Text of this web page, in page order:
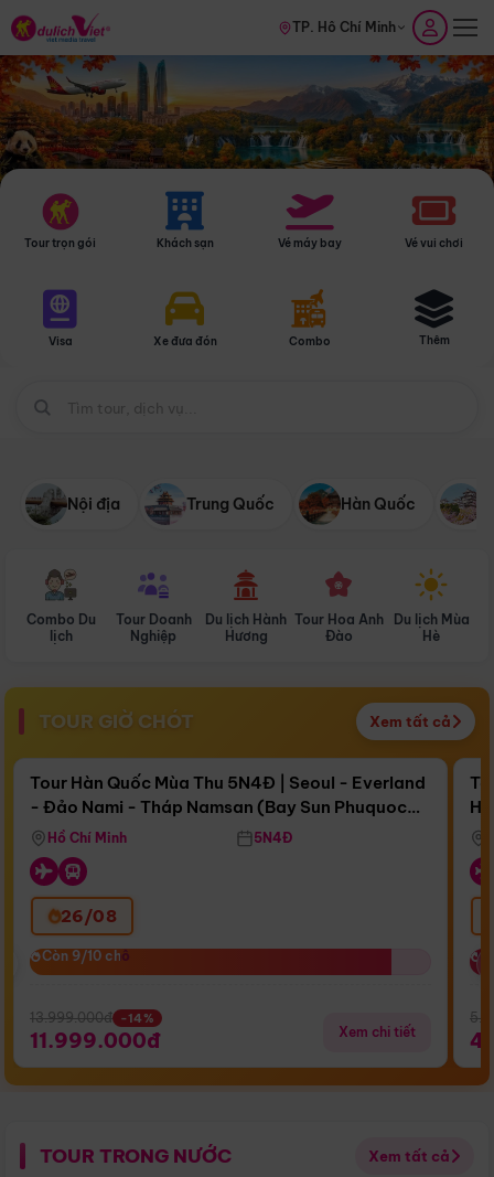
TP. Hồ Chí Minh
Tour trọn gói Khách sạn Vé máy bay Vé vui chơi
Visa Xe đưa đón Combo Thêm
Nội địa Trung Quốc Hàn Quốc
Combo Du
lịch
Tour Doanh
Nghiệp
Du lịch Hành
Hương
Tour Hoa Anh
Đào
Du lịch Mùa
Hè
TOUR GIỜ CHÓT Xem tất cả
Còn17 ngày 12:15:26
Bay Sun Phuquoc Airways
Điểm nổi bật
Tour Hàn Quốc Mùa Thu 5N4Đ | Seoul - Everland
- Đảo Nami - Tháp Namsan (Bay Sun Phuquoc
Airways)
Hồ Chí Minh 5N4Đ
26/08
Còn 9/10 chỗ
Còn 9/10 chỗ
13.999.000đ -14%
11.999.000đ Xem chi tiết
TOUR TRONG NƯỚC Xem tất cả
Điểm nổi bật